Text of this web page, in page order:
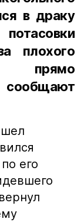
в драку
плохого
прямо
его